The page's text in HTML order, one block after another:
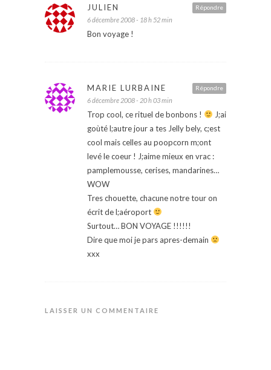
Répondre
JULIEN
6 décembre 2008 - 18 h 52 min
Bon voyage !
Répondre
MARIE LURBAINE
6 décembre 2008 - 20 h 03 min
Trop cool, ce rituel de bonbons !
J;ai
goùté l;autre jour a tes Jelly bely, c;est
cool mais celles au poopcorn m;ont
levé le coeur ! J;aime mieux en vrac :
pamplemousse, cerises, mandarines…
WOW
Tres chouette, chacune notre tour on
écrit de l;aéroport
Surtout… BON VOYAGE !!!!!!
Dire que moi je pars apres-demain
xxx
LAISSER UN COMMENTAIRE